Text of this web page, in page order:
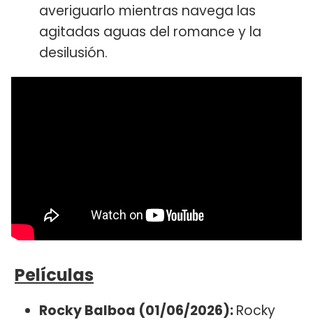
averiguarlo mientras navega las
agitadas aguas del romance y la
desilusión.
Películas
Rocky Balboa (01/06/2026):Rocky